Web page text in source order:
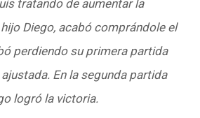
tratando de aumentar la
Diego, acabó comprándole el
perdiendo su primera partida
En la segunda partida
logró la victoria.